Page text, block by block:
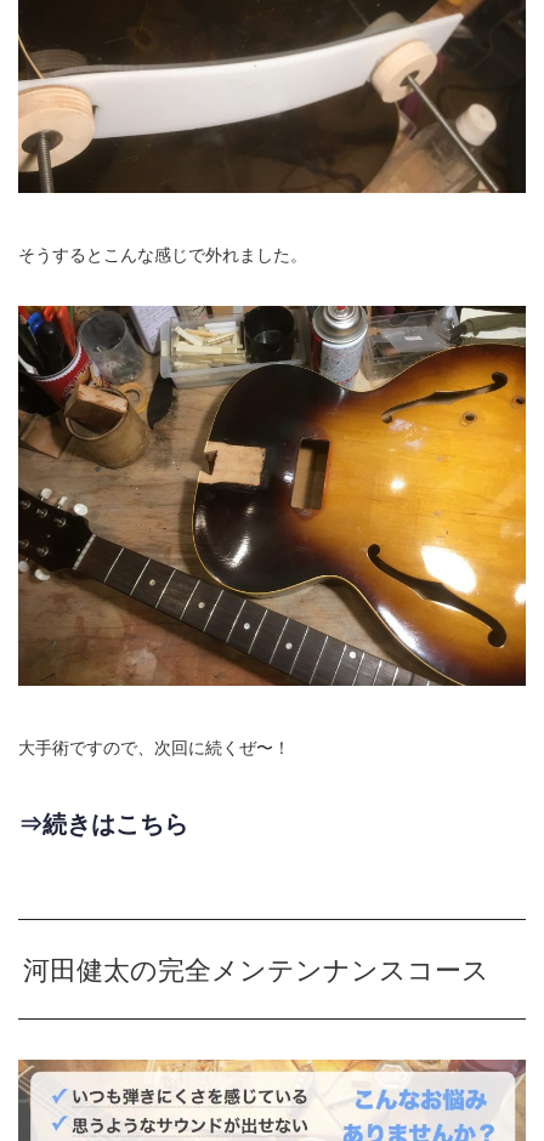
そうするとこんな感じで外れました。
大手術ですので、次回に続くぜ〜！
⇒続きはこちら
河田健太の完全メンテンナンスコース